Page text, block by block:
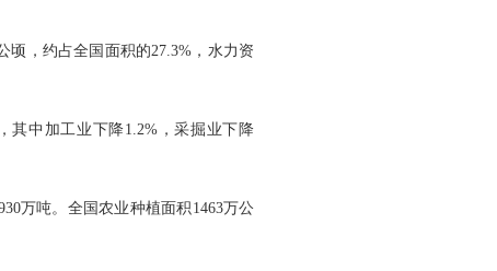
顷，约占全国面积的27.3%，水力资
其中加工业下降1.2%，采掘业下降
万吨。全国农业种植面积1463万公